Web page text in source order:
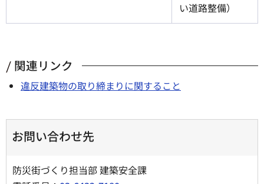
い道路整備）
関連リンク
違反建築物の取り締まりに関すること
お問い合わせ先
防災街づくり担当部 建築安全課